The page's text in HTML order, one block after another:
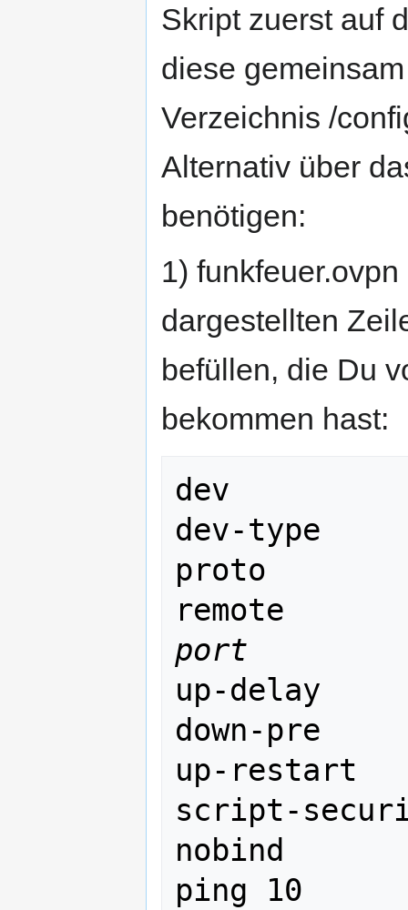
Skript zuerst auf
diese
Verzeichnis /
Alternativ über
benötigen:
1)
dargestellten
befüllen, die Du
bekommen hast:
dev
dev-type
proto
port
up-delay
down-pre
up-restart
script-
nobind
ping 10